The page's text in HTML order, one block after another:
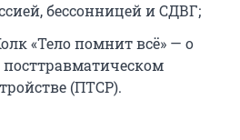
бессонницей и СДВГ;
«Тело помнит всё» — о
(ПТСР).